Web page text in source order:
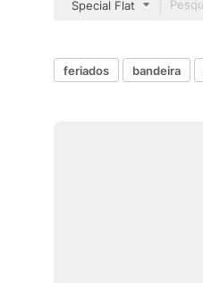
Special Flat
feriados bandeira